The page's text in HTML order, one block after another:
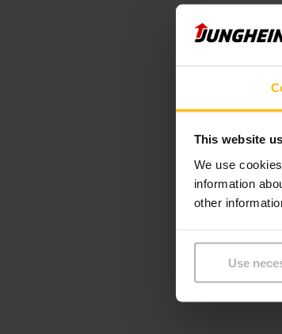
This website
We use
information
other
Use
率，
全电动
整体的
在仓库
板，即